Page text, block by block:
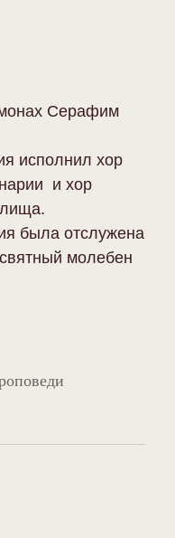
Серафим
исполнил хор
и хор
была отслужена
молебен